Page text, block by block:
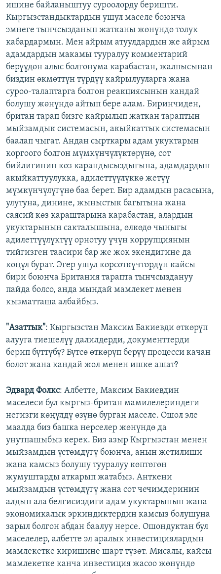
ишине байланыштуу суроолорду беришти.
Кыргызстандыктардын ушул маселе боюнча
эмнеге тынчсызданып жатканы жөнүндө толук
кабардармын. Мен айрым атуулдардын же айрым
адамдардын макамы тууралуу комментарий
берүүдөн алыс болгонума карабастан, жалпысынан
биздин өкмөттүн түрдүү кайрылууларга жана
суроо-талаптарга болгон реакциясынын кандай
болушу жөнүндө айтып бере алам. Биринчиден,
британ тарап бизге кайрылып жаткан тараптын
мыйзамдык системасын, акыйкаттык системасын
баалап чыгат. Андан сырткары адам укуктарын
коргоого болгон мүмкүнчүлүктөрүнө, сот
бийлигинин көз карандысыздыгына, адамдардын
акыйкаттуулукка, адилеттүүлүккө жетүү
мүмкүнчүлүгүнө баа берет. Бир адамдын расасына,
улутуна, динине, жыныстык багытына жана
саясий көз караштарына карабастан, алардын
укуктарынын сакталышына, өлкөдө чыныгы
адилеттүүлүктүү орнотуу үчүн коррупциянын
тийгизген таасири бар же жок экендигине да
көңүл бурат. Эгер ушул көрсөткүчтөрдүн кайсы
бири боюнча Британия тарапта тынчсыздануу
пайда болсо, анда мындай мамлекет менен
кызматташа албайбыз.
"Азаттык": Кыргызстан Максим Бакиевди өткөрүп
алууга тиешелүү далилдерди, документтерди
берип бүттүбү? Бүтсө өткөрүп берүү процесси качан
болот жана кандай жол менен ишке ашат?
Эдвард Фолкс: Албетте, Максим Бакиевдин
маселеси бул кыргыз-британ мамилелериндеги
негизги көңүлдү өзүнө бурган маселе. Ошол эле
маалда биз башка нерселер жөнүндө да
унутпашыбыз керек. Биз азыр Кыргызстан менен
мыйзамдын үстөмдүгү боюнча, анын жетилиши
жана камсыз болушу тууралуу көптөгөн
жумуштарды аткарып жатабыз. Анткени
мыйзамдын үстөмдүгү жана сот чечимдеринин
алдын ала белгисиздиги адам укуктарынын жана
экономикалык эркиндиктердин камсыз болушуна
зарыл болгон абдан баалуу нерсе. Ошондуктан бул
маселелер, албетте эл аралык инвестициялардын
мамлекетке киришине шарт түзөт. Мисалы, кайсы
мамлекетке канча инвестиция жасоо жөнүндө